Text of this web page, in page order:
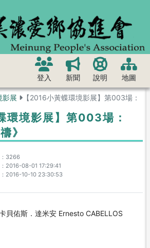
登入 新聞 說明 地圖
影展 【2016小黃蝶環境影展】第003場：《
環境影展】第003場：
》
3266
2016-08-01 17:29:41
2016-10-10 23:30:53
貝佑斯．達米安 Ernesto CABELLOS